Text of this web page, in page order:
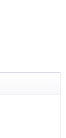
Madeira X Evolution